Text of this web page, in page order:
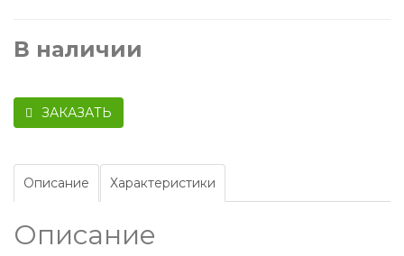
В наличии
ЗАКАЗАТЬ
Описание Характеристики
Описание